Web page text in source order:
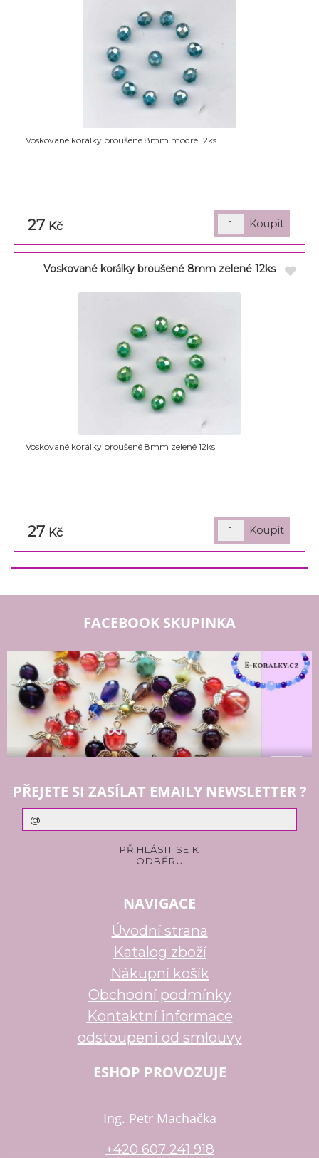
Voskované korálky broušené 8mm modré 12ks
27 Kč
Voskované korálky broušené 8mm zelené 12ks
Voskované korálky broušené 8mm zelené 12ks
27 Kč
FACEBOOK SKUPINKA
PŘEJETE SI ZASÍLAT EMAILY NEWSLETTER ?
NAVIGACE
Úvodní strana
Katalog zboží
Nákupní košík
Obchodní podmínky
Kontaktní informace
odstoupeni od smlouvy
ESHOP PROVOZUJE
Ing. Petr Machačka
+420 607 241 918